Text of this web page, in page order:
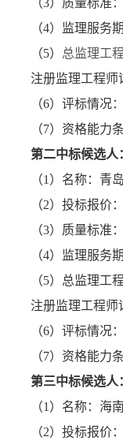
（3）质量标准
（4）监理服务
（5） 总监理工
注册监理工程师
（6）评标情况
（7）资格能力
第二中标候选人
（1）名称：青
（2）投标报价
（3）质量标准
（4）监理服务
（5）总监理工
注册监理工程师
（6）评标情况
（7）资格能力
第三中标候选人
（1）名称：海
（2）投标报价